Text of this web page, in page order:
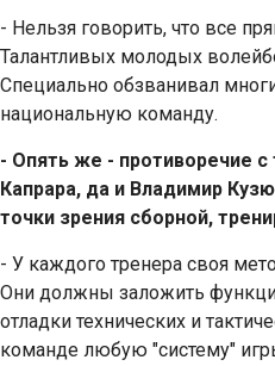
- Нельзя говорить, что все
Талантливых молодых
Специально обзванивал
национальную команду.
- Опять же - противоречие
Капрара, да и Владимир
точки зрения сборной,
- У каждого тренера своя
Они должны заложить
отладки технических и
команде любую "систему"